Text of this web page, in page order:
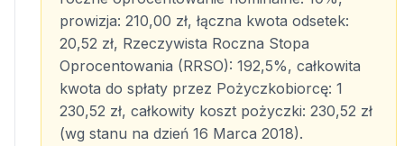
prowizja: 210,00 zł, łączna kwota odsetek:
20,52 zł, Rzeczywista Roczna Stopa
Oprocentowania (RRSO): 192,5%, całkowita
kwota do spłaty przez Pożyczkobiorcę: 1
230,52 zł, całkowity koszt pożyczki: 230,52 zł
(wg stanu na dzień 16 Marca 2018).